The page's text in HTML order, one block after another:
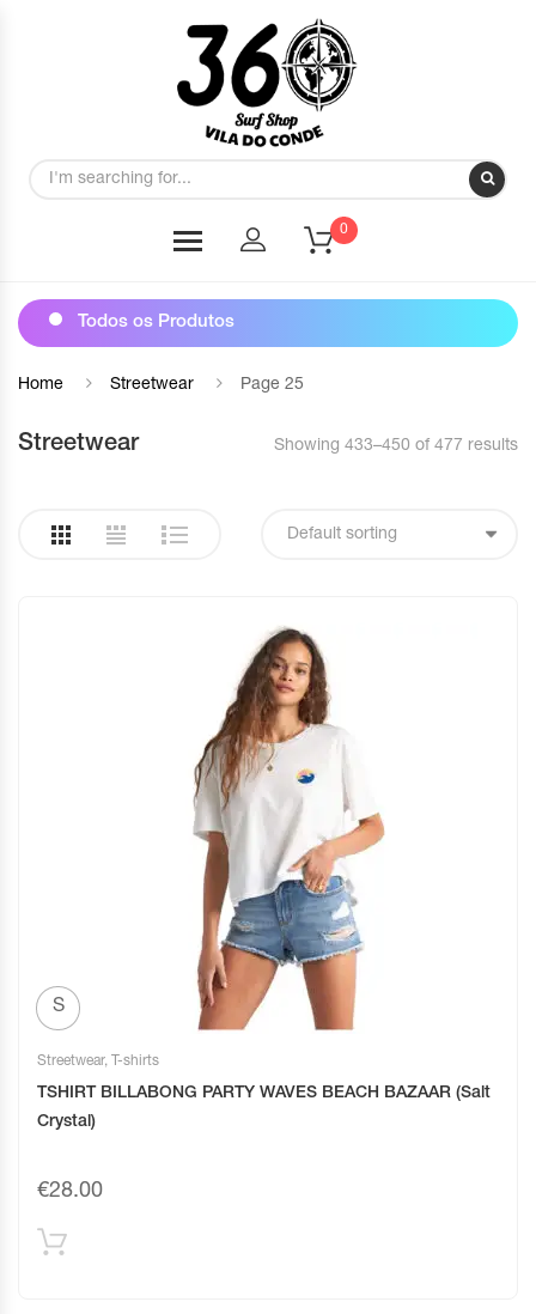
0
Todos os Produtos
Home Streetwear Page 25
Streetwear Showing 433–450 of 477 results
S
Streetwear, T-shirts
TSHIRT BILLABONG PARTY WAVES BEACH BAZAAR (Salt
Crystal)
€28.00